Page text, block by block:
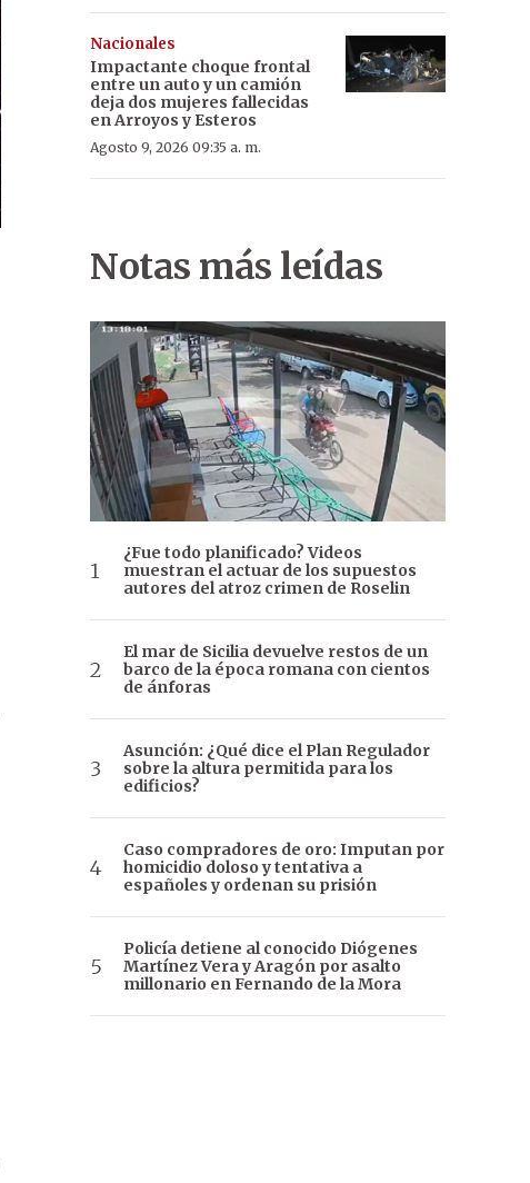
Nacionales
Impactante choque frontal
entre un auto y un camión
deja dos mujeres fallecidas
en Arroyos y Esteros
Agosto 9, 2026 09:35 a. m.
Notas más leídas
¿Fue todo planificado? Videos
muestran el actuar de los supuestos
autores del atroz crimen de Roselin
El mar de Sicilia devuelve restos de un
barco de la época romana con cientos
de ánforas
Asunción: ¿Qué dice el Plan Regulador
sobre la altura permitida para los
edificios?
Caso compradores de oro: Imputan por
homicidio doloso y tentativa a
españoles y ordenan su prisión
Policía detiene al conocido Diógenes
Martínez Vera y Aragón por asalto
millonario en Fernando de la Mora